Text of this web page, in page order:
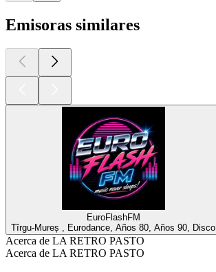
Emisoras similares
EuroFlashFM
Tîrgu-Mureș , Eurodance, Años 80, Años 90, Disco
Acerca de LA RETRO PASTO
Acerca de LA RETRO PASTO